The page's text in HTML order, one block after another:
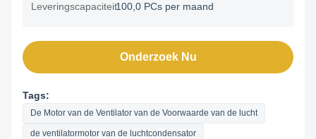
Leveringscapaciteit:100,0 PCs per maand
Onderzoek Nu
Tags:
De Motor van de Ventilator van de Voorwaarde van de lucht
de ventilatormotor van de luchtcondensator